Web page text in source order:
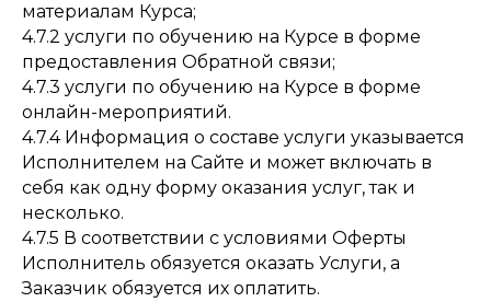
материалам Курса;
4.7.2 услуги по обучению на Курсе в форме
предоставления Обратной связи;
4.7.3 услуги по обучению на Курсе в форме
онлайн-мероприятий.
4.7.4 Информация о составе услуги указывается
Исполнителем на Сайте и может включать в
себя как одну форму оказания услуг, так и
несколько.
4.7.5 В соответствии с условиями Оферты
Исполнитель обязуется оказать Услуги, а
Заказчик обязуется их оплатить.